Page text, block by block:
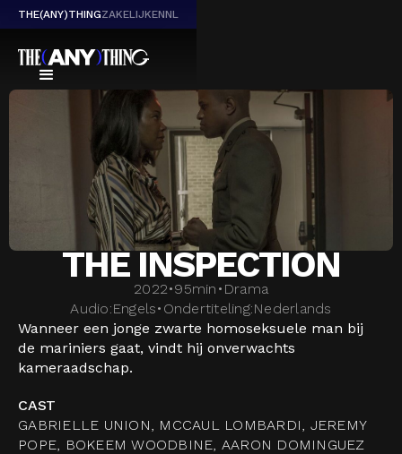
THE(ANY)THINGZAKELIJKENNL
THE INSPECTION
2022•95min • Drama
Audio:Engels• Ondertiteling:Nederlands
Wanneer een jonge zwarte homoseksuele man bij
de mariniers gaat, vindt hij onverwachts
kameraadschap.
CAST
GABRIELLE UNION, MCCAUL LOMBARDI, JEREMY
POPE, BOKEEM WOODBINE, AARON DOMINGUEZ